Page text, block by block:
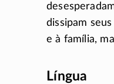
dissipam
e à família,
Língua